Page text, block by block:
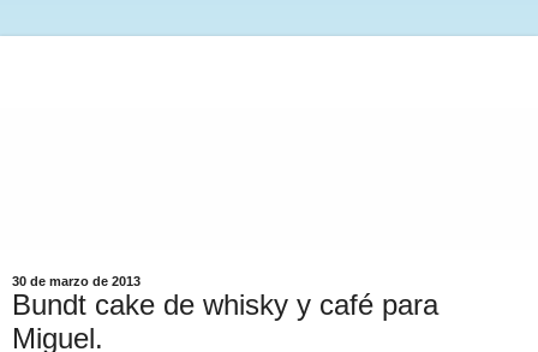
30 de marzo de 2013
Bundt cake de whisky y café para
Miguel.